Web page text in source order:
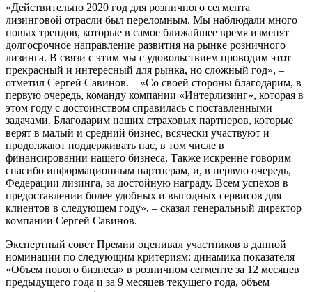
«Действительно 2020 год для розничного сегмента
лизинговой отрасли был переломным. Мы наблюдали много
новых трендов, которые в самое ближайшее время изменят
долгосрочное направление развития на рынке розничного
лизинга. В связи с этим мы с удовольствием проводим этот
прекрасный и интересный для рынка, но сложный год», –
отметил Сергей Савинов. – «Со своей стороны благодарим, в
первую очередь, команду компании «Интерлизинг», которая в
этом году с достоинством справилась с поставленными
задачами. Благодарим наших страховых партнеров, которые
верят в малый и средний бизнес, всячески участвуют и
продолжают поддерживать нас, в том числе в
финансировании нашего бизнеса. Также искренне говорим
спасибо информационным партнерам, и, в первую очередь,
Федерации лизинга, за достойную награду. Всем успехов в
предоставлении более удобных и выгодных сервисов для
клиентов в следующем году», – сказал генеральный директор
компании Сергей Савинов.
Экспертный совет Премии оценивал участников в данной
номинации по следующим критериям: динамика показателя
«Объем нового бизнеса» в розничном сегменте за 12 месяцев
предыдущего года и за 9 месяцев текущего года, объем